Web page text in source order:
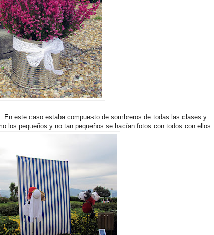
En este caso estaba compuesto de sombreros de todas las clases y
los pequeños y no tan pequeños se hacían fotos con todos con ellos...